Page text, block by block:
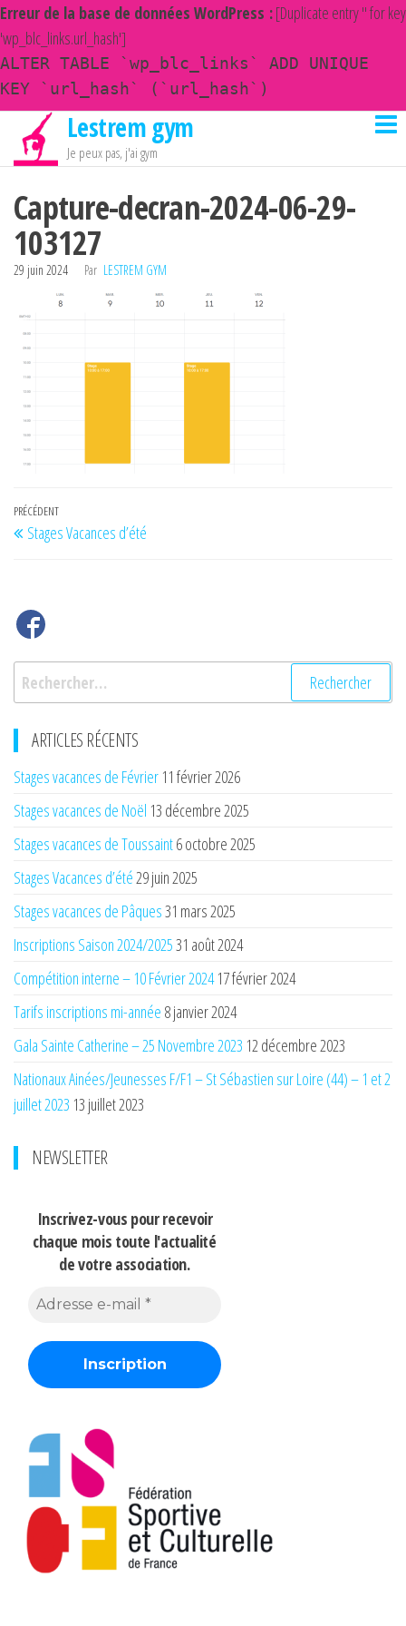
Erreur de la base de données WordPress :[Duplicate entry '' for key
'wp_blc_links.url_hash']
ALTER TABLE `wp_blc_links` ADD UNIQUE
KEY `url_hash` (`url_hash`)
Passer
contenu
Lestrem gym
Je peux pas, j'ai gym
Capture-decran-2024-06-29-
103127
29 juin 2024 Par LESTREM GYM
Navigation
de
Article
précédent
PRÉCÉDENT
Stages Vacances d’été
Rechercher :
ARTICLES RÉCENTS
Stages vacances de Février 11 février 2026
Stages vacances de Noël 13 décembre 2025
Stages vacances de Toussaint6 octobre 2025
Stages Vacances d’été29 juin 2025
Stages vacances de Pâques31 mars 2025
Inscriptions Saison 2024/202531 août 2024
Compétition interne – 10 Février 2024 17 février 2024
Tarifs inscriptions mi-année 8 janvier 2024
Gala Sainte Catherine – 25 Novembre 2023 12 décembre 2023
Nationaux Ainées/Jeunesses F/F1 – St Sébastien sur Loire (44) – 1 et 2
juillet 2023 13 juillet 2023
NEWSLETTER
Inscrivez-vous pour recevoir
chaque mois toute l'actualité
de votre association.